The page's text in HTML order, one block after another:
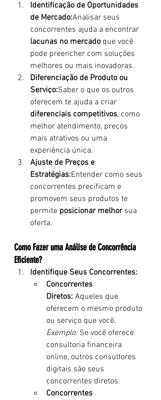
Identificação de Oportunidades
de Mercado:Analisar seus
concorrentes ajuda a encontrar
lacunas no mercado que você
pode preencher com soluções
melhores ou mais inovadoras.
Diferenciação de Produto ou
Serviço:Saber o que os outros
oferecem te ajuda a criar
diferenciais competitivos, como
melhor atendimento, preços
mais atrativos ou uma
experiência única.
Ajuste de Preços e
Estratégias:Entender como seus
concorrentes precificam e
promovem seus produtos te
permite posicionar melhor sua
oferta.
Como Fazer uma Análise de Concorrência
Eficiente?
Identifique Seus Concorrentes:
Concorrentes
Diretos: Aqueles que
oferecem o mesmo produto
ou serviço que você.
Exemplo: Se você oferece
consultoria financeira
online, outros consultores
digitais são seus
concorrentes diretos.
Concorrentes